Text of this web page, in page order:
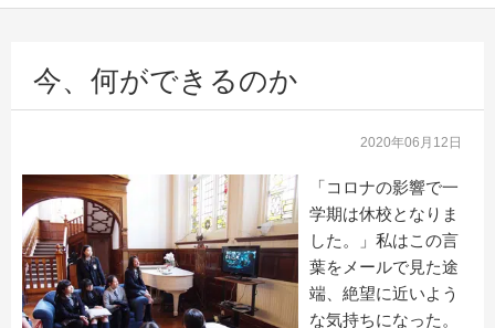
今、何ができるのか
2020年06月12日
「コロナの影響で一
学期は休校となりま
した。」私はこの言
葉をメールで見た途
端、絶望に近いよう
な気持ちになった。